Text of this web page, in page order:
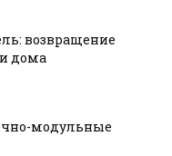
возвращение
дома
модульные